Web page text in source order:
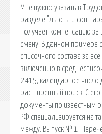
Мне нужно указать в
разделе "льготы и соц.
получает компенсацию
смену. В данном примере
списочного состава за
включению в
2415, календарное число
расширенный поиск! С
документы по известным
РФ специализируется на
между. Выпуск № 1.